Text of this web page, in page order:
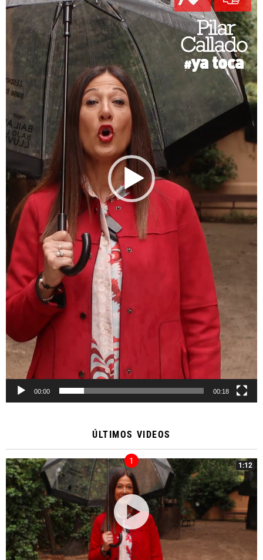
00:00 00:18
ÚLTIMOS VIDEOS
1:12